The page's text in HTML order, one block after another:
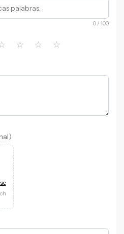
0 / 100
⭐ ⭐ ⭐